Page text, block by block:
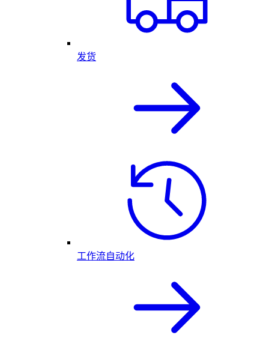
发货
工作流自动化